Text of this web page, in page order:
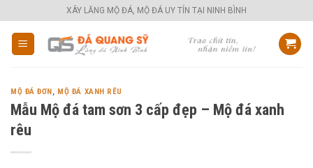
to
content
XÂY LĂNG MỘ ĐÁ, MỘ ĐÁ UY TÍN TẠI NINH BÌNH
MỘ ĐÁ ĐƠN, MỘ ĐÁ XANH RÊU
Mẫu Mộ đá tam sơn 3 cấp đẹp – Mộ đá xanh
rêu